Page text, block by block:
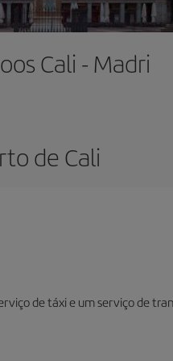
Cali - Madri
de Cali
de táxi e um serviço de